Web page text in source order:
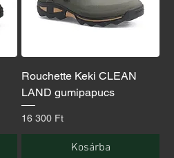
Rouchette Keki CLEAN
LAND gumipapucs
Ár
16 300 Ft
Kosárba